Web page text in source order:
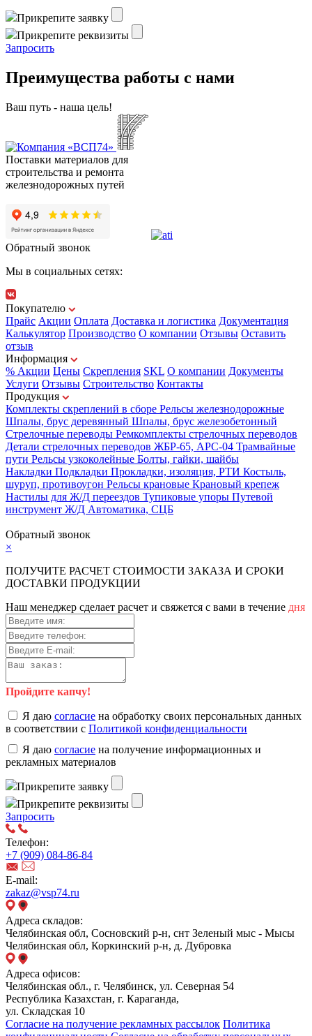
Пpикpeпитe зaявку
Пpикpeпитe peквизиты
Зaпpocить
Преимущества работы с нами
Ваш путь - наша цель!
Поставки материалов для
строительства и ремонта
железнодорожных путей
Обратный звонок
Мы в социальных сетях:
Покупателю
Прайс Акции Оплата Доставка и логистика Документация
Калькулятор Производство О компании Отзывы Оставить
отзыв
Информация
% Акции Цены Скрепления SKL О компании Документы
Услуги Отзывы Строительство Контакты
Продукция
Комплекты скреплений в сборе Рельсы железнодорожные
Шпалы, брус деревянный Шпалы, брус железобетонный
Стрелочные переводы Ремкомплекты стрелочных переводов
Детали стрелочных переводов ЖБР-65, АРС-04 Трамвайные
пути Рельсы узкоколейные Болты, гайки, шайбы
Накладки Подкладки Прокладки, изоляция, РТИ Костыль,
шуруп, противоугон Рельсы крановые Крановый крепеж
Настилы для Ж/Д переездов Тупиковые упоры Путевой
инструмент Ж/Д Автоматика, СЦБ
Обратный звонок
×
ПОЛУЧИТЕ РАСЧЕТ СТОИМОСТИ ЗАКАЗА И СРОКИ
ДОСТАВКИ ПРОДУКЦИИ
Наш менеджер сделает расчет и свяжется с вами в течение дня
Пройдите капчу!
Я даю согласие на обработку своих персональных данных
в соответствии с Политикой конфиденциальности
Я даю согласие на получение информационных и
рекламных материалов
Прикрепите заявку
Прикрепите реквизиты
Запросить
Телефон:
+7 (909) 084-86-84
E-mail:
zakaz@vsp74.ru
Адреса складов:
Челябинская обл, Сосновский р-н, снт Зеленый мыс - Мысы
Челябинская обл, Коркинский р-н, д. Дубровка
Адреса офисов:
Челябинская обл., г. Челябинск, ул. Северная 54
Республика Казахстан, г. Караганда,
ул. Складская 10
Согласие на получение рекламных рассылок Политика